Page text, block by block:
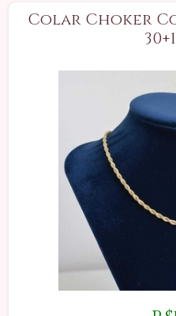
Colar Choker